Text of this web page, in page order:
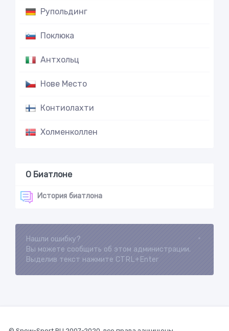
Рупольдинг
Поклюка
Антхольц
Нове Место
Контиолахти
Холменколлен
О Биатлоне
История биатлона
Loading...
Нашли ошибку?
Вы можете сообщить об этом администрации.
Выделив текст нажмите CTRL+Enter